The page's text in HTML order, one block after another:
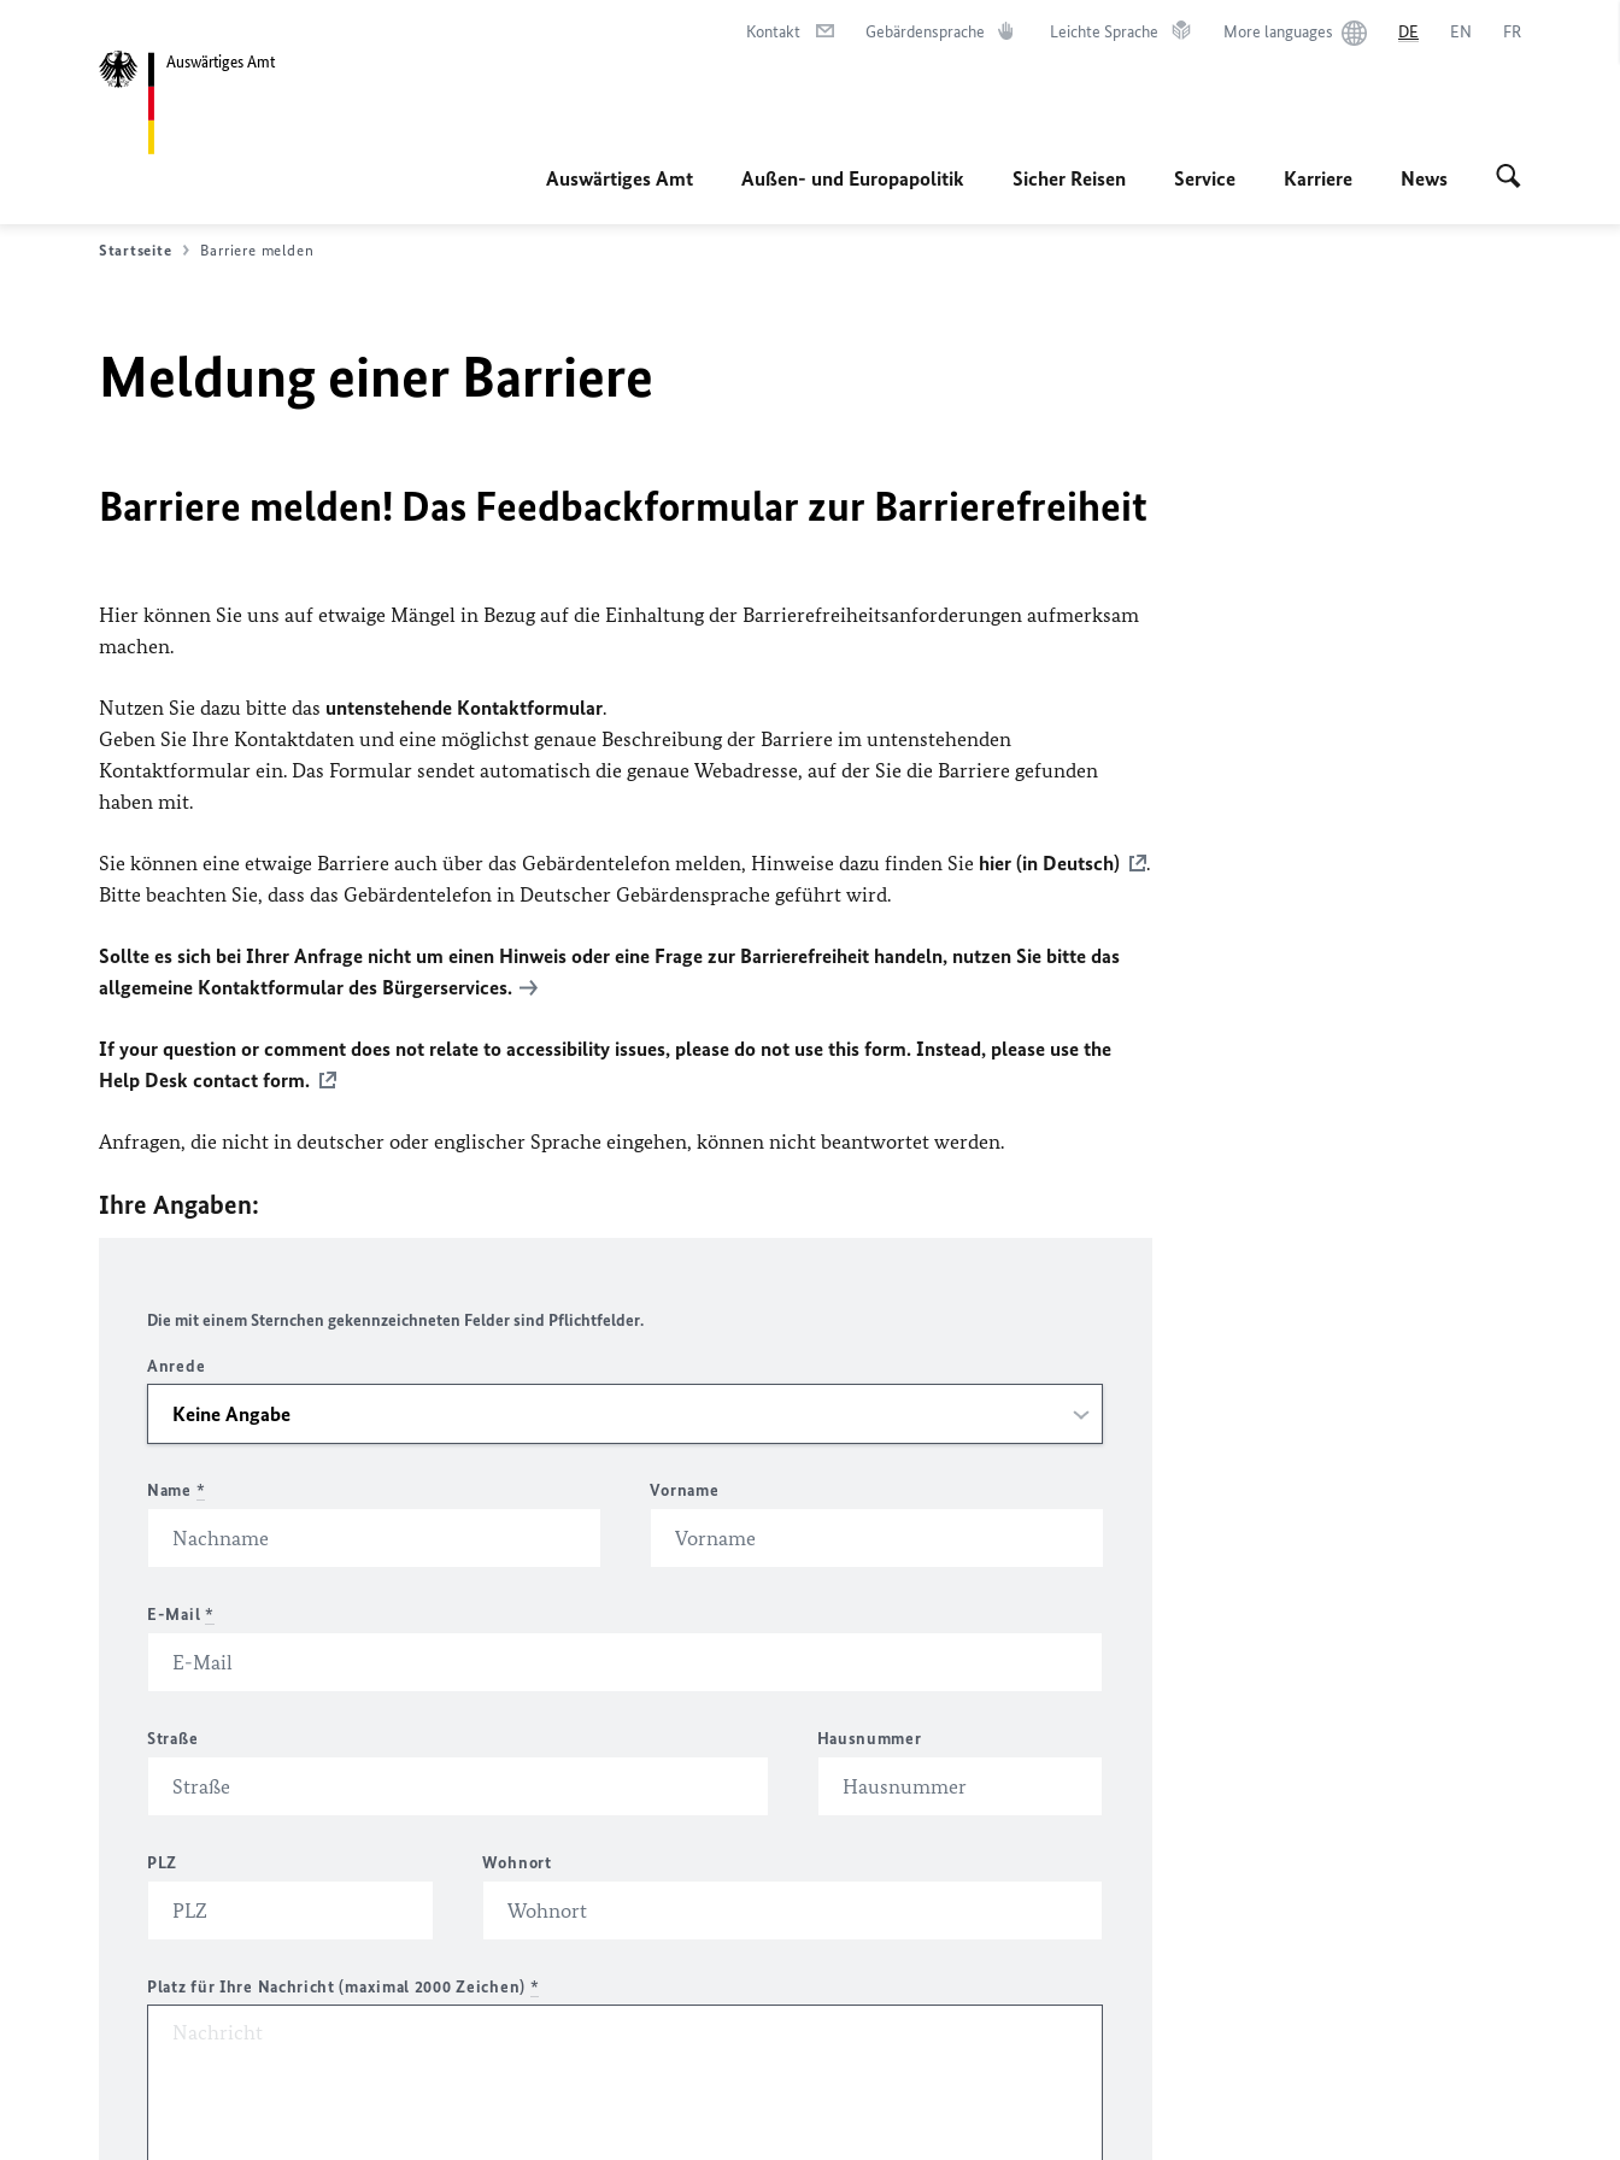
Auswärtiges Amt
Kontakt Gebärdensprache Leichte Sprache More languages DE EN FR
Auswärtiges Amt Außen- und Europapolitik Sicher Reisen Service Karriere News
Startseite Barriere melden
Meldung einer Barriere
Barriere melden! Das Feedbackformular zur Barrierefreiheit
Hier können Sie uns auf etwaige Mängel in Bezug auf die Einhaltung der Barrierefreiheitsanforderungen aufmerksam
machen.
Nutzen Sie dazu bitte das untenstehende Kontaktformular.
Geben Sie Ihre Kontaktdaten und eine möglichst genaue Beschreibung der Barriere im untenstehenden
Kontaktformular ein. Das Formular sendet automatisch die genaue Webadresse, auf der Sie die Barriere gefunden
haben mit.
Sie können eine etwaige Barriere auch über das Gebärdentelefon melden, Hinweise dazu finden Sie hier (in Deutsch)
.
Bitte beachten Sie, dass das Gebärdentelefon in Deutscher Gebärdensprache geführt wird.
Sollte es sich bei Ihrer Anfrage nicht um einen Hinweis oder eine Frage zur Barrierefreiheit handeln, nutzen Sie bitte das
allgemeine Kontaktformular des Bürgerservices.
If your question or comment does not relate to accessibility issues, please do not use this form. Instead, please use the
Help Desk contact form.
Anfragen, die nicht in deutscher oder englischer Sprache eingehen, können nicht beantwortet werden.
Ihre Angaben:
Die mit einem Sternchen gekennzeichneten Felder sind Pflichtfelder.
Anrede
Name * Vorname
E-Mail *
Straße Hausnummer
PLZ Wohnort
Platz für Ihre Nachricht (maximal 2000 Zeichen) *